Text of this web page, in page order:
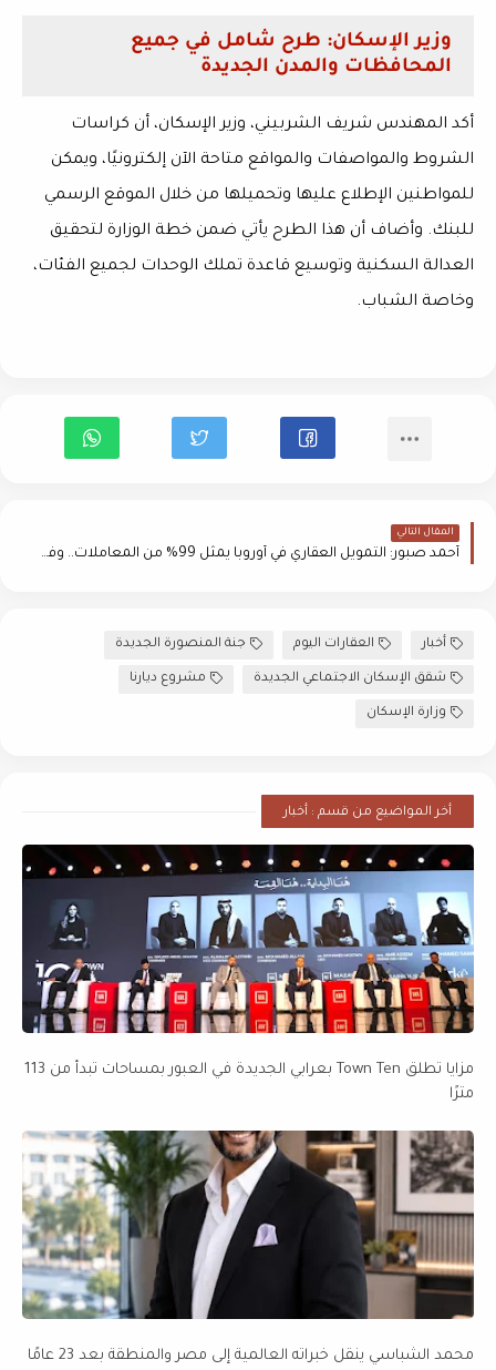
وزير الإسكان: طرح شامل في جميع
المحافظات والمدن الجديدة
أكد المهندس شريف الشربيني، وزير الإسكان، أن كراسات
الشروط والمواصفات والمواقع متاحة الآن إلكترونيًا، ويمكن
للمواطنين الإطلاع عليها وتحميلها من خلال الموقع الرسمي
للبنك. وأضاف أن هذا الطرح يأتي ضمن خطة الوزارة لتحقيق
العدالة السكنية وتوسيع قاعدة تملك الوحدات لجميع الفئات،
وخاصة الشباب.
المقال التالي
أحمد صبور: التمويل العقاري في أوروبا يمثل 99% من المعاملات.. وفي مصر لا يتجاوز 2%
أخبار العقارات اليوم جنة المنصورة الجديدة
شقق الإسكان الاجتماعي الجديدة مشروع ديارنا
وزارة الإسكان
أخر المواضيع من قسم : أخبار
مزايا تطلق Town Ten بعرابي الجديدة في العبور بمساحات تبدأ من 113
مترًا
محمد الشباسي ينقل خبراته العالمية إلى مصر والمنطقة بعد 23 عامًا